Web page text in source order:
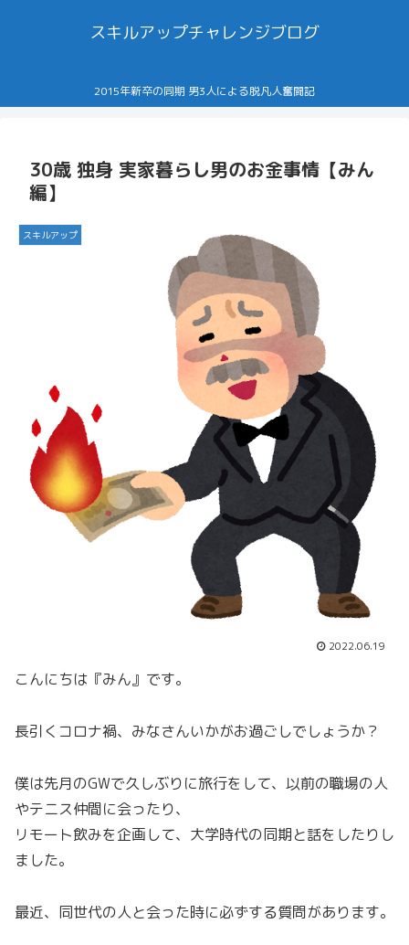
スキルアップチャレンジブログ
2015年新卒の同期 男3人による脱凡人奮闘記
30歳 独身 実家暮らし男のお金事情【みん
編】
スキルアップ
2022.06.19
こんにちは『みん』です。
長引くコロナ禍、みなさんいかがお過ごしでしょうか？
僕は先月のGWで久しぶりに旅行をして、以前の職場の人
やテニス仲間に会ったり、
リモート飲みを企画して、大学時代の同期と話をしたりし
ました。
最近、同世代の人と会った時に必ずする質問があります。